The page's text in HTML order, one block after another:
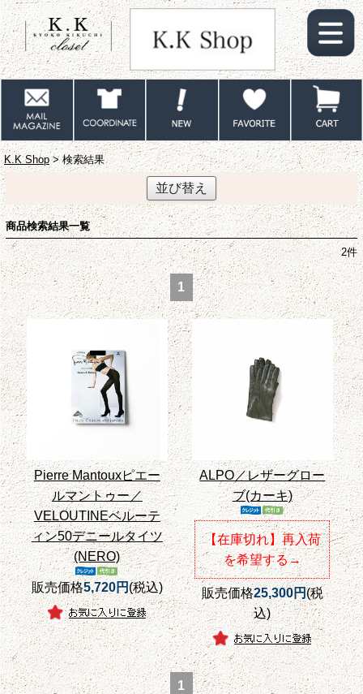
K.K Shop> 検索結果
並び替え
商品検索結果一覧
2件
1
Pierre Mantouxピエー
ルマントゥー／
VELOUTINEベルーテ
ィン50デニールタイツ
(NERO)
販売価格5,720円(税込)
ALPO／レザーグロー
ブ(カーキ)
【在庫切れ】再入荷
を希望する→
販売価格25,300円(税
込)
1